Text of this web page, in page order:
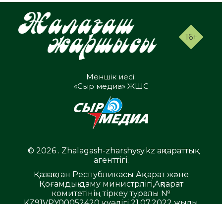
16+
Меншік иесі:
«Сыр медиа» ЖШС
© 2026 . Zhalagash-zharshysy.kz ақпараттық
агенттігі.
Қазақстан Республикасы Ақпарат және
Қоғамдық даму министрлігі,Ақпарат
комитетінің тіркеу туралы №